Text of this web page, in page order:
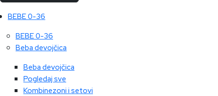
BEBE 0-36
BEBE 0-36
Beba devojčica
Beba devojčica
Pogledaj sve
Kombinezoni i setovi